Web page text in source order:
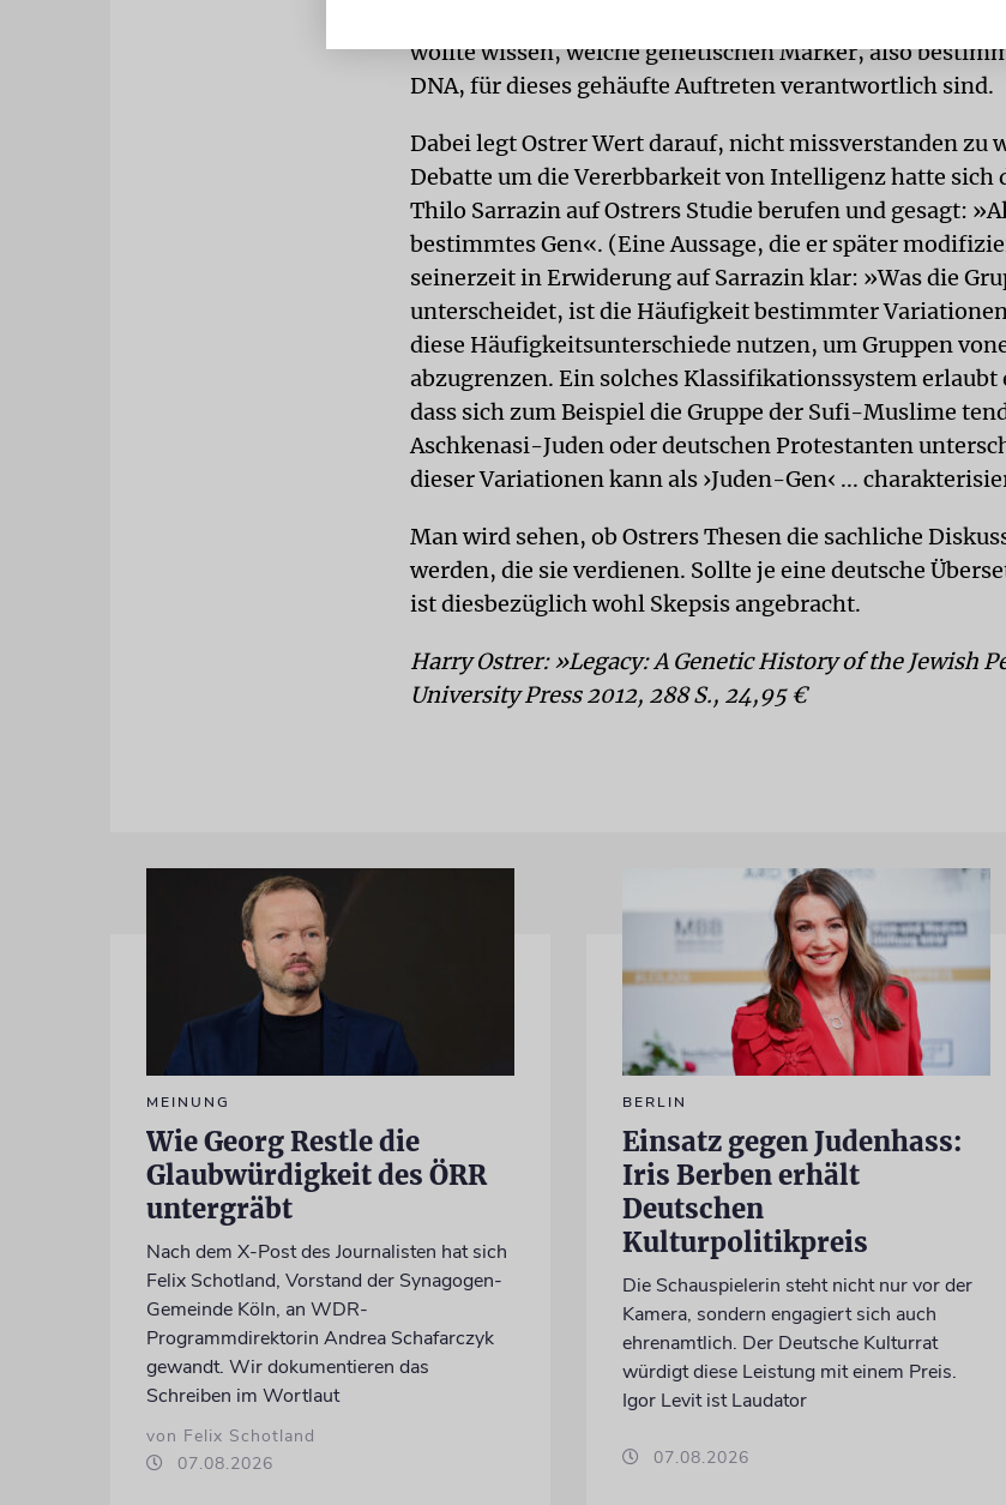
wollte wissen, welche genetischen Marker, also
DNA, für dieses gehäufte Auftreten verantwortlich sind.
Dabei legt Ostrer Wert darauf, nicht missverstanden zu
Debatte um die Vererbbarkeit von Intelligenz hatte sich
Thilo Sarrazin auf Ostrers Studie berufen und gesagt:
bestimmtes Gen«. (Eine Aussage, die er später
seinerzeit in Erwiderung auf Sarrazin klar: »Was die
unterscheidet, ist die Häufigkeit bestimmter
diese Häufigkeitsunterschiede nutzen, um Gruppen
abzugrenzen. Ein solches Klassifikationssystem erlaubt
dass sich zum Beispiel die Gruppe der Sufi-Muslime
Aschkenasi-Juden oder deutschen Protestanten
dieser Variationen kann als ›Juden-Gen‹ ...
Man wird sehen, ob Ostrers Thesen die sachliche
werden, die sie verdienen. Sollte je eine deutsche
ist diesbezüglich wohl Skepsis angebracht.
Harry Ostrer: »Legacy: A Genetic History of the Jewish
University Press 2012, 288 S., 24,95 €
MEINUNG
Wie Georg Restle die
Glaubwürdigkeit des ÖRR
untergräbt
Nach dem X-Post des Journalisten hat sich
Felix Schotland, Vorstand der Synagogen-
Gemeinde Köln, an WDR-
Programmdirektorin Andrea Schafarczyk
gewandt. Wir dokumentieren das
Schreiben im Wortlaut
von Felix Schotland
07.08.2026
BERLIN
Einsatz gegen Judenhass:
Iris Berben erhält
Deutschen
Kulturpolitikpreis
Die Schauspielerin steht nicht nur vor der
Kamera, sondern engagiert sich auch
ehrenamtlich. Der Deutsche Kulturrat
würdigt diese Leistung mit einem Preis.
Igor Levit ist Laudator
07.08.2026